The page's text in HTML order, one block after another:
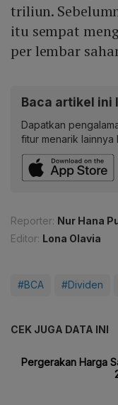
triliun.
itu sempat
per lembar
Baca artikel ini
Dapatkan
fitur menarik lainnya
Reporter: Nur Hana
Editor: Lona Olavia
#BCA #Dividen
CEK JUGA DATA INI